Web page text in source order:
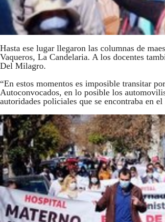
Hasta ese lugar llegaron las columnas de
Vaqueros, La Candelaria. A los docentes
Del Milagro.
“En estos momentos es imposible transitar
Autoconvocados, en lo posible los
autoridades policiales que se encontraba en el